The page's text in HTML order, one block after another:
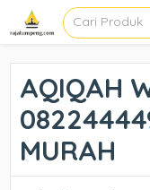
AQIQAH
MURAH